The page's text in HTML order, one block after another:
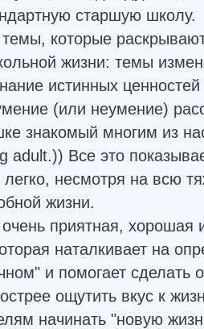
старшую школу.
которые
жизни: темы
истинных
(или неумение)
знакомый многим из
adult.)) Все это
несмотря на всю
жизни.
приятная, хорошая
наталкивает на
и помогает сделать
ощутить вкус к
начинать "новую